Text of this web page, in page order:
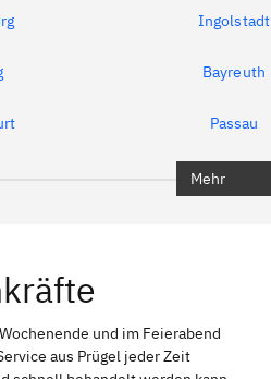
Ingolstadt
Bayreuth
Passau
Mehr
und im Feierabend
aus Prügel jeder Zeit